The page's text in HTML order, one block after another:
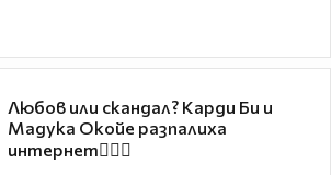
Любов или скандал? Карди Би и
Мадука Окойе разпалиха
интернет❤️‍🔥🔥